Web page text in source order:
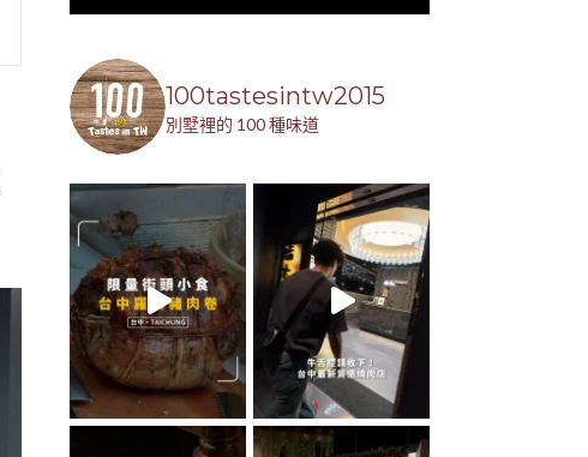
100tastesintw2015
別墅裡的 100 種味道